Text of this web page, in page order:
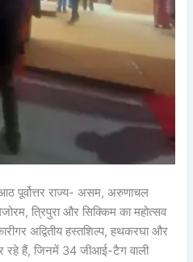
पूर्वोत्तर राज्य- असम, अरुणाचल
त्रिपुरा और सिक्किम का महोत्सव
अद्वितीय हस्तशिल्प, हथकरघा और
रहे हैं, जिनमें 34 जीआई-टैग वाली